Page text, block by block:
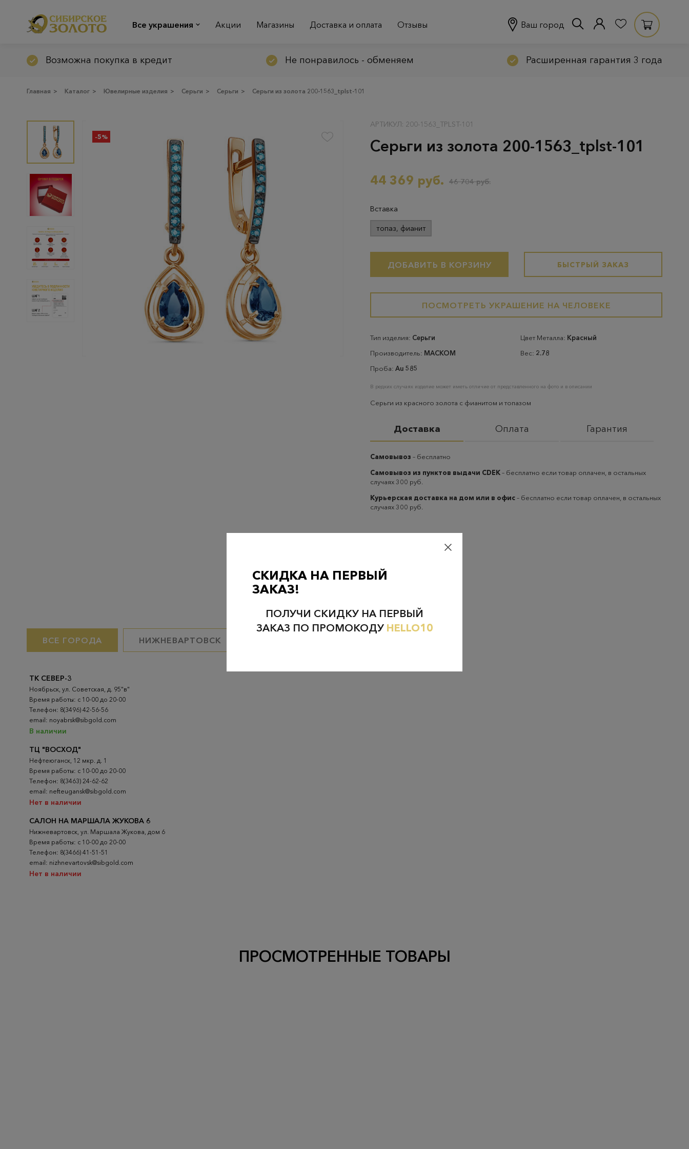
Все украшения Акции Магазины Доставка и оплата Отзывы Ваш город
Возможна покупка в кредит Не понравилось - обменяем Расширенная гарантия 3 года
Главная > Каталог > Ювелирные изделия > Серьги > Серьги > Серьги из золота 200-1563_tplst-101
-5%
АРТИКУЛ: 200-1563_TPLST-101
Серьги из золота 200-1563_tplst-101
44 369 руб. 46 704 руб.
Вставка
топаз, фианит
ДОБАВИТЬ В КОРЗИНУ БЫСТРЫЙ ЗАКАЗ
ПОСМОТРЕТЬ УКРАШЕНИЕ НА ЧЕЛОВЕКЕ
Тип изделия: Серьги
Производитель: МАСКОМ
Проба: Au 585
Цвет Металла: Красный
Вес: 2.78
В редких случаях изделие может иметь отличие от представленного на фото и в описании
Серьги из красного золота с фианитом и топазом
Доставка Оплата Гарантия
Самовывоз – бесплатно
Самовывоз из пунктов выдачи CDEK– бесплатно если товар оплачен, в остальных
случаях 300 руб.
Курьерская доставка на дом или в офис– бесплатно если товар оплачен, в остальных
случаях 300 руб.
Проверьте наличие в магазинах
ВСЕ ГОРОДА НИЖНЕВАРТОВСК
ТК СЕВЕР-3
Ноябрьск, ул. Советская, д. 95"в"
Время работы: с 10-00 до 20-00
Телефон: 8(3496) 42-56-56
email: noyabrsk@sibgold.com
В наличии
ТЦ "ВОСХОД"
Нефтеюганск, 12 мкр. д. 1
Время работы: с 10-00 до 20-00
Телефон: 8(3463) 24-62-62
email: nefteugansk@sibgold.com
Нет в наличии
САЛОН НА МАРШАЛА ЖУКОВА 6
Нижневартовск, ул. Маршала Жукова, дом 6
Время работы: с 10-00 до 20-00
Телефон: 8(3466) 41-51-51
email: nizhnevartovsk@sibgold.com
Нет в наличии
ПРОСМОТРЕННЫЕ ТОВАРЫ
СКИДКА НА ПЕРВЫЙ
ЗАКАЗ!
ПОЛУЧИ СКИДКУ НА ПЕРВЫЙ
ЗАКАЗ ПО ПРОМОКОДУ HELLO10